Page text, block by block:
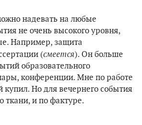
надевать на любые
не очень высокого уровня,
Например, защита
(смеется). Он больше
образовательного
конференции. Мне по работе
купил. Но для вечернего события
ткани, и по фактуре.